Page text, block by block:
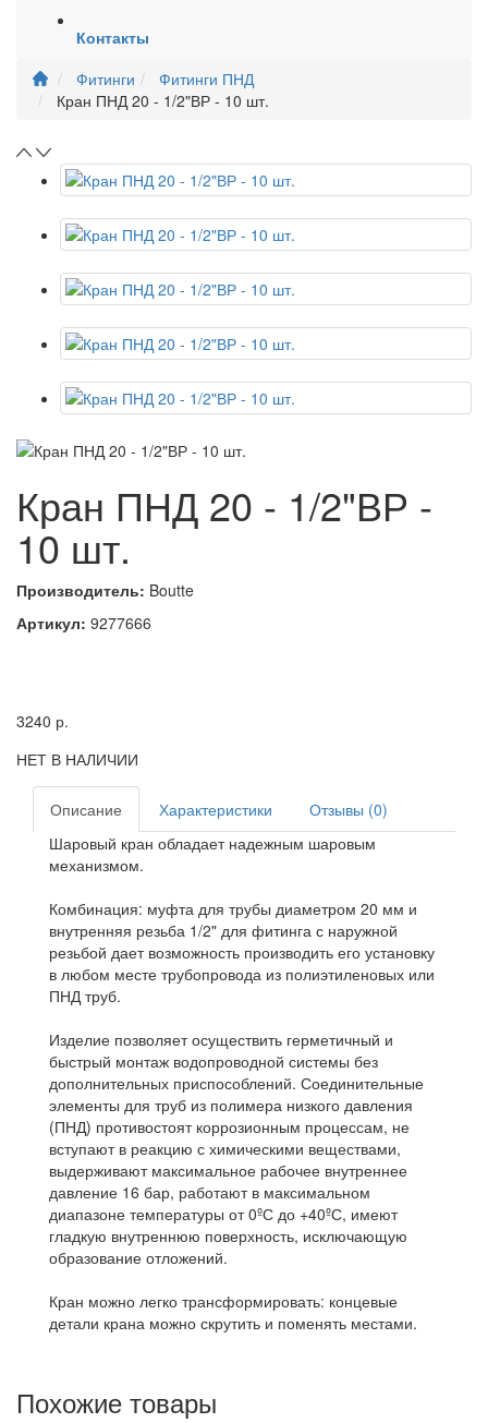
Контакты
Фитинги
Фитинги ПНД
Кран ПНД 20 - 1/2"ВР - 10 шт.
Кран ПНД 20 - 1/2"ВР -
10 шт.
Производитель: Boutte
Артикул: 9277666
3240 р.
НЕТ В НАЛИЧИИ
Описание Характеристики
Отзывы (0)
Шаровый кран обладает надежным шаровым
механизмом.
Комбинация: муфта для трубы диаметром 20 мм и
внутренняя резьба 1/2" для фитинга с наружной
резьбой дает возможность производить его установку
в любом месте трубопровода из полиэтиленовых или
ПНД труб.
Изделие позволяет осуществить герметичный и
быстрый монтаж водопроводной системы без
дополнительных приспособлений. Соединительные
элементы для труб из полимера низкого давления
(ПНД) противостоят коррозионным процессам, не
вступают в реакцию с химическими веществами,
выдерживают максимальное рабочее внутреннее
давление 16 бар, работают в максимальном
диапазоне температуры от 0ºС до +40ºС, имеют
гладкую внутреннюю поверхность, исключающую
образование отложений.
Кран можно легко трансформировать: концевые
детали крана можно скрутить и поменять местами.
Похожие товары